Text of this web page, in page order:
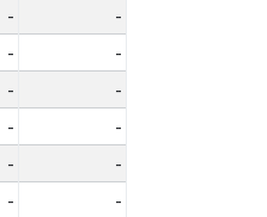
-
-
-
-
-
-
-
-
-
-
-
-